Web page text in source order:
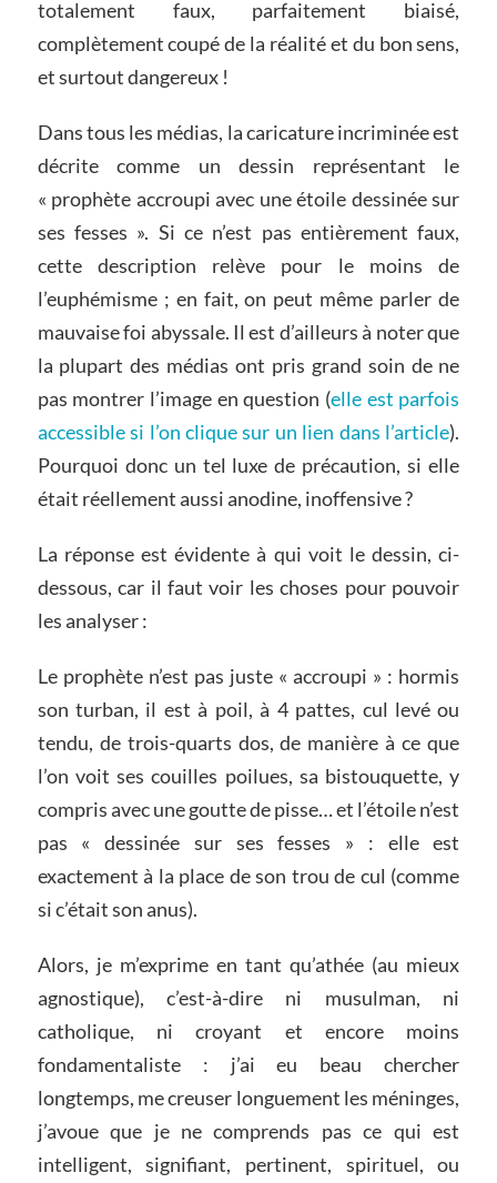
totalement faux, parfaitement biaisé,
complètement coupé de la réalité et du bon sens,
et surtout dangereux !
Dans tous les médias, la caricature incriminée est
décrite comme un dessin représentant le
« prophète accroupi avec une étoile dessinée sur
ses fesses ». Si ce n’est pas entièrement faux,
cette description relève pour le moins de
l’euphémisme ; en fait, on peut même parler de
mauvaise foi abyssale. Il est d’ailleurs à noter que
la plupart des médias ont pris grand soin de ne
pas montrer l’image en question (elle est parfois
accessible si l’on clique sur un lien dans l’article).
Pourquoi donc un tel luxe de précaution, si elle
était réellement aussi anodine, inoffensive ?
La réponse est évidente à qui voit le dessin, ci-
dessous, car il faut voir les choses pour pouvoir
les analyser :
Le prophète n’est pas juste « accroupi » : hormis
son turban, il est à poil, à 4 pattes, cul levé ou
tendu, de trois-quarts dos, de manière à ce que
l’on voit ses couilles poilues, sa bistouquette, y
compris avec une goutte de pisse… et l’étoile n’est
pas « dessinée sur ses fesses » : elle est
exactement à la place de son trou de cul (comme
si c’était son anus).
Alors, je m’exprime en tant qu’athée (au mieux
agnostique), c’est-à-dire ni musulman, ni
catholique, ni croyant et encore moins
fondamentaliste : j’ai eu beau chercher
longtemps, me creuser longuement les méninges,
j’avoue que je ne comprends pas ce qui est
intelligent, signifiant, pertinent, spirituel, ou